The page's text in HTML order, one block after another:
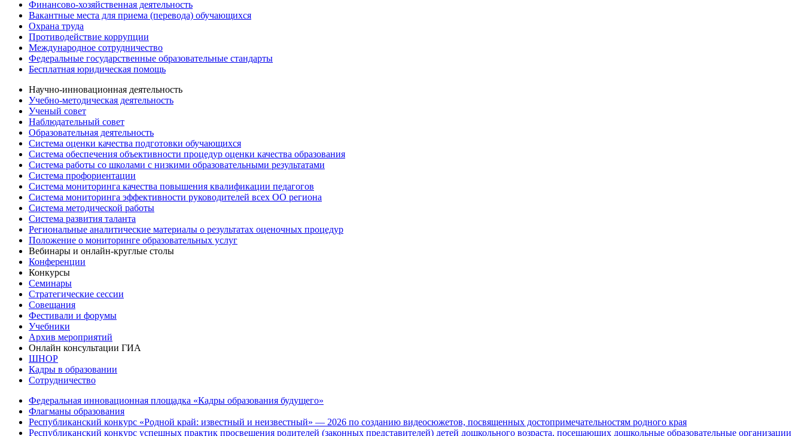
Финансово-хозяйственная деятельность
Вакантные места для приема (перевода) обучающихся
Охрана труда
Противодействие коррупции
Международное сотрудничество
Федеральные государственные образовательные стандарты
Бесплатная юридическая помощь
Научно-инновационная деятельность
Учебно-методическая деятельность
Ученый совет
Наблюдательный совет
Образовательная деятельность
Система оценки качества подготовки обучающихся
Система обеспечения объективности процедур оценки качества образования
Система работы со школами с низкими образовательными результатами
Система профориентации
Система мониторинга качества повышения квалификации педагогов
Система мониторинга эффективности руководителей всех ОО региона
Система методической работы
Система развития таланта
Региональные аналитические материалы о результатах оценочных процедур
Положение о мониторинге образовательных услуг
Вебинары и онлайн-круглые столы
Конференции
Конкурсы
Семинары
Стратегические сессии
Совещания
Фестивали и форумы
Учебники
Архив мероприятий
Онлайн консультации ГИА
ШНОР
Кадры в образовании
Сотрудничество
Федеральная инновационная площадка «Кадры образования будущего»
Флагманы образования
Республиканский конкурс «Родной край: известный и неизвестный» — 2026 по созданию видеосюжетов, посвященных достопримечательностям родного края
Республиканский конкурс успешных практик просвещения родителей (законных представителей) детей дошкольного возраста, посещающих дошкольные образовательные организации